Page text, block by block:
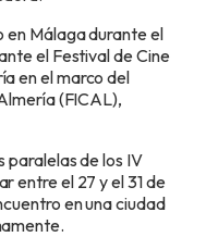
en Málaga durante el
el Festival de Cine
en el marco del
(FICAL),
paralelas de los IV
entre el 27 y el 31 de
en una ciudad